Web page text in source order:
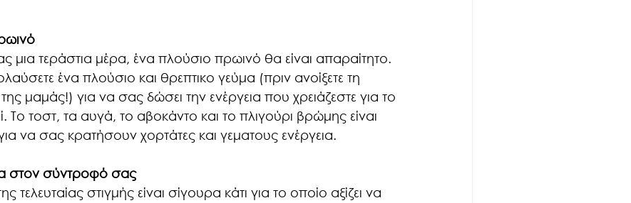
μια τεράστια μέρα, ένα πλούσιο πρωινό θα είναι απαραίτητο.
ένα πλούσιο και θρεπτικο γεύμα (πριν ανοίξετε τη
μαμάς!) για να σας δώσει την ενέργεια που χρειάζεστε για το
Το τοστ, τα αυγά, το αβοκάντο και το πλιγούρι βρώμης είναι
για να σας κρατήσουν χορτάτες και γεματους ενέργεια.
στον σύντροφό σας
τελευταίας στιγμής είναι σίγουρα κάτι για το οποίο αξίζει να